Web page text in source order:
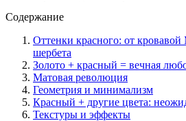
Содержание
Оттенки красного: от
шербета
Золото + красный = вечная
Матовая революция
Геометрия и минимализм
Красный + другие цвета:
Текстуры и эффекты